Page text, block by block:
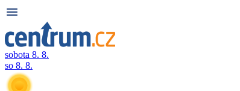
sobota 8. 8.
so 8. 8.